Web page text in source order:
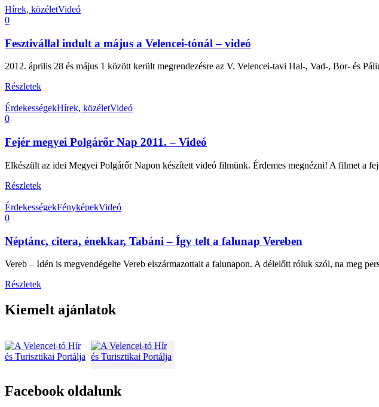
Hírek, közéletVideó
0
Fesztivállal indult a május a Velencei-tónál – videó
2012. április 28 és május 1 között került megrendezésre az V. Velencei-tavi Hal-, Vad-, Bor- és
Részletek
ÉrdekességekHírek, közéletVideó
0
Fejér megyei Polgárőr Nap 2011. – Videó
Elkészült az idei Megyei Polgárőr Napon készített videó filmünk. Érdemes megnézni! A filmet a
Részletek
ÉrdekességekFényképekVideó
0
Néptánc, citera, énekkar, Tabáni – Így telt a falunap Vereben
Vereb – Idén is megvendégelte Vereb elszármazottait a falunapon. A délelőtt róluk szól, na meg
Részletek
Kiemelt ajánlatok
Facebook oldalunk